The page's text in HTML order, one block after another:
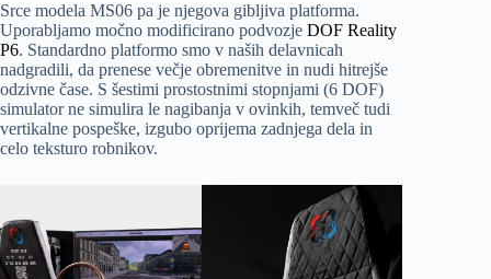
Srce modela MS06 pa je njegova gibljiva platforma.
Uporabljamo močno modificirano podvozje DOF Reality
P6. Standardno platformo smo v naših delavnicah
nadgradili, da prenese večje obremenitve in nudi hitrejše
odzivne čase. S šestimi prostostnimi stopnjami (6 DOF)
simulator ne simulira le nagibanja v ovinkih, temveč tudi
vertikalne pospeške, izgubo oprijema zadnjega dela in
celo teksturo robnikov.